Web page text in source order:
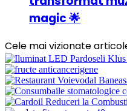
magic 🌟
Cele mai vizionate